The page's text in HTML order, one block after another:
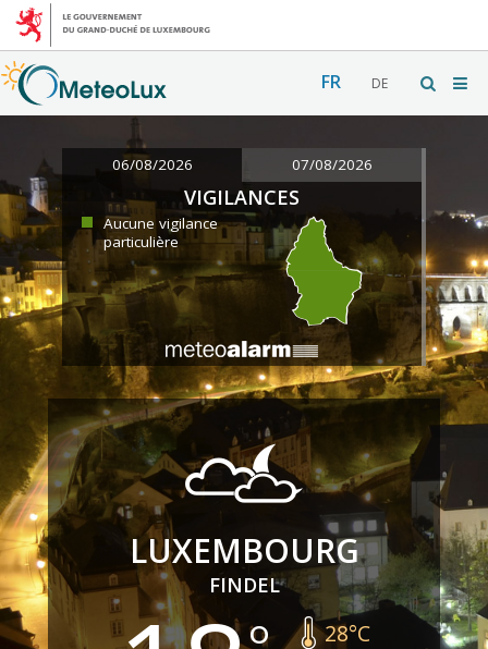
FR DE
06/08/2026 07/08/2026
VIGILANCES
Aucune vigilance
particulière
LUXEMBOURG
FINDEL
28°C